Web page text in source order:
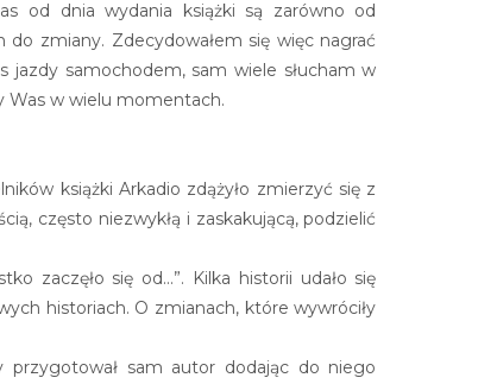
od dnia wydania książki są zarówno od
zmiany. Zdecydowałem się więc nagrać
jazdy samochodem, sam wiele słucham w
Was w wielu momentach.
książki Arkadio zdążyło zmierzyć się z
często niezwykłą i zaskakującą, podzielić
zaczęło się od...”. Kilka historii udało się
historiach. O zmianach, które wywróciły
sam autor dodając do niego